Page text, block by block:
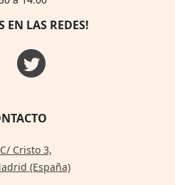
EN LAS REDES!
C/ Cristo 3,
(España)